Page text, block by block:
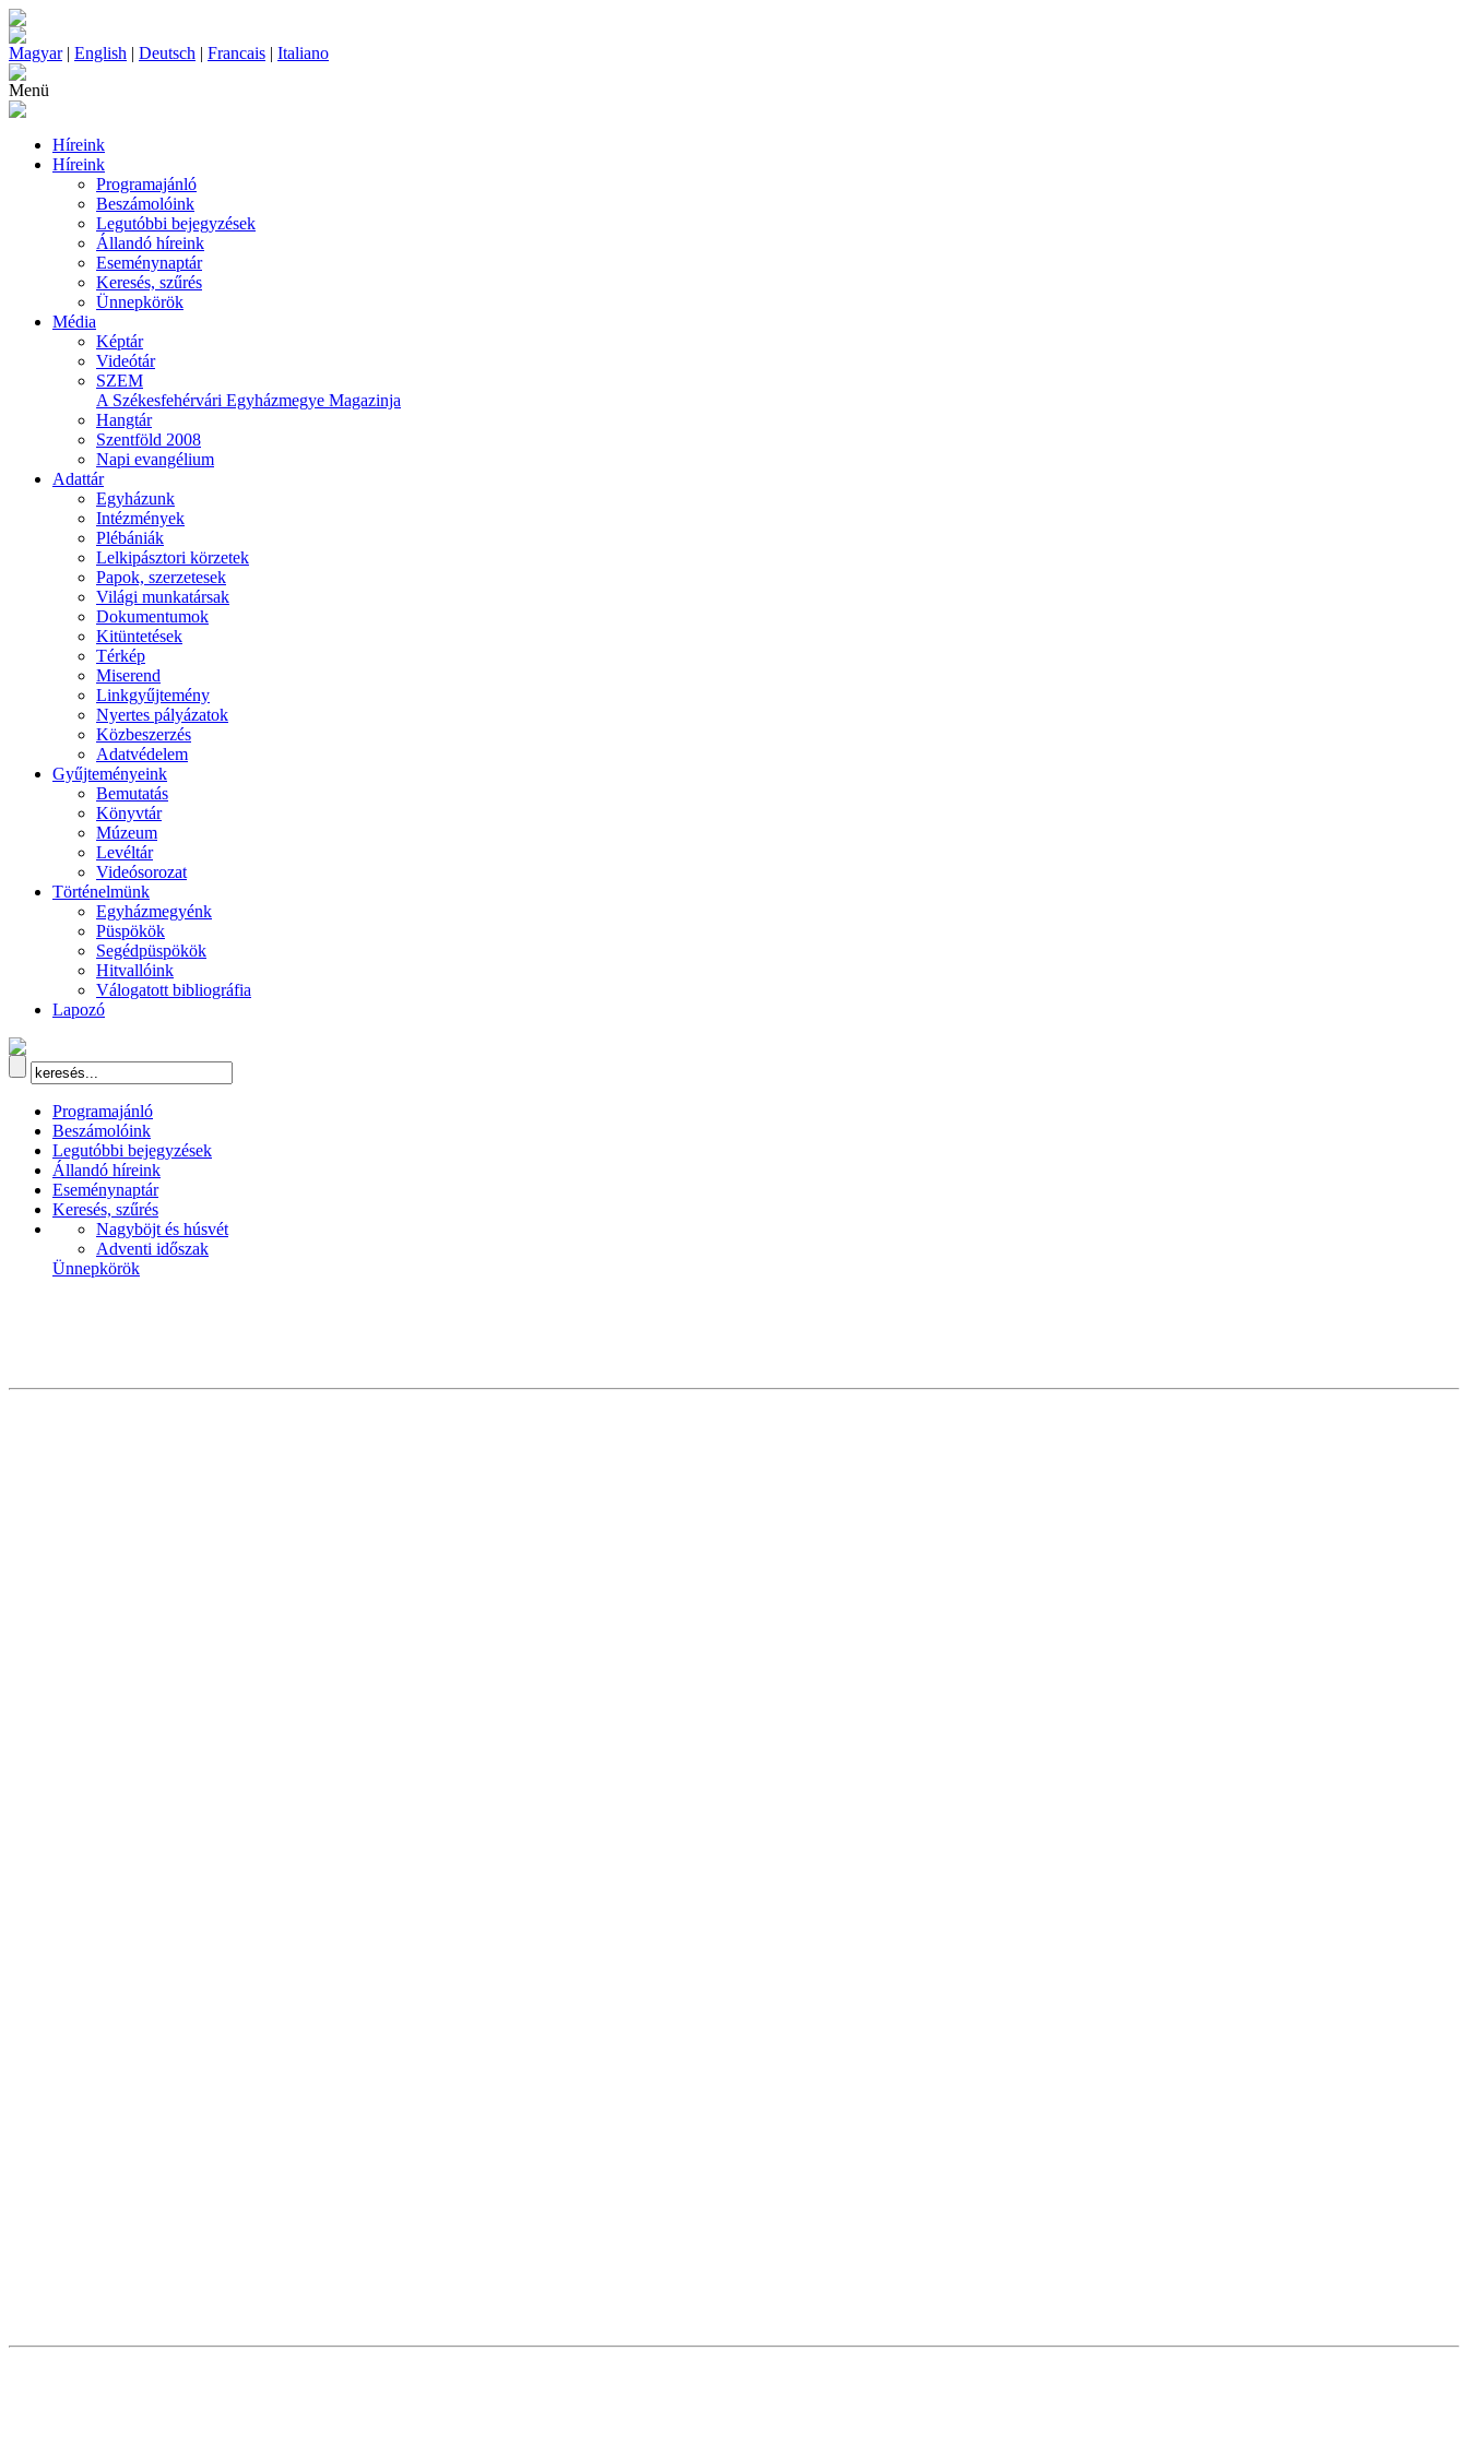
Magyar| English | Deutsch | Francais | Italiano
Menü
Híreink
Híreink
Programajánló
Beszámolóink
Legutóbbi bejegyzések
Állandó híreink
Eseménynaptár
Keresés, szűrés
Ünnepkörök
Média
Képtár
Videótár
SZEM
A Székesfehérvári Egyházmegye Magazinja
Hangtár
Szentföld 2008
Napi evangélium
Adattár
Egyházunk
Intézmények
Plébániák
Lelkipásztori körzetek
Papok, szerzetesek
Világi munkatársak
Dokumentumok
Kitüntetések
Térkép
Miserend
Linkgyűjtemény
Nyertes pályázatok
Közbeszerzés
Adatvédelem
Gyűjteményeink
Bemutatás
Könyvtár
Múzeum
Levéltár
Videósorozat
Történelmünk
Egyházmegyénk
Püspökök
Segédpüspökök
Hitvallóink
Válogatott bibliográfia
Lapozó
Programajánló
Beszámolóink
Legutóbbi bejegyzések
Állandó híreink
Eseménynaptár
Keresés, szűrés
Nagyböjt és húsvét
Adventi időszak
Ünnepkörök